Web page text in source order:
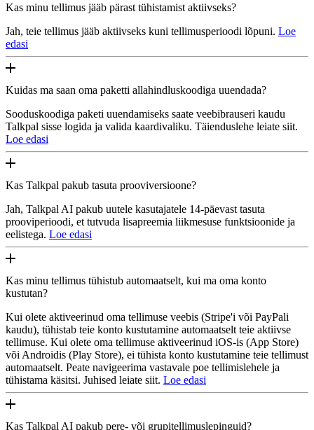
Kas minu tellimus jääb pärast tühistamist aktiivseks?
Jah, teie tellimus jääb aktiivseks kuni tellimusperioodi lõpuni. Loe
edasi
Kuidas ma saan oma paketti allahindluskoodiga uuendada?
Sooduskoodiga paketi uuendamiseks saate veebibrauseri kaudu
Talkpal sisse logida ja valida kaardivaliku. Täienduslehe leiate siit.
Loe edasi
Kas Talkpal pakub tasuta prooviversioone?
Jah, Talkpal AI pakub uutele kasutajatele 14-päevast tasuta
prooviperioodi, et tutvuda lisapreemia liikmesuse funktsioonide ja
eelistega. Loe edasi
Kas minu tellimus tühistub automaatselt, kui ma oma konto
kustutan?
Kui olete aktiveerinud oma tellimuse veebis (Stripe'i või PayPali
kaudu), tühistab teie konto kustutamine automaatselt teie aktiivse
tellimuse. Kui olete oma tellimuse aktiveerinud iOS-is (App Store)
või Androidis (Play Store), ei tühista konto kustutamine teie tellimust
automaatselt. Peate navigeerima vastavale poe tellimislehele ja
tühistama käsitsi. Juhised leiate siit. Loe edasi
Kas Talkpal AI pakub pere- või grupitellimuslepinguid?